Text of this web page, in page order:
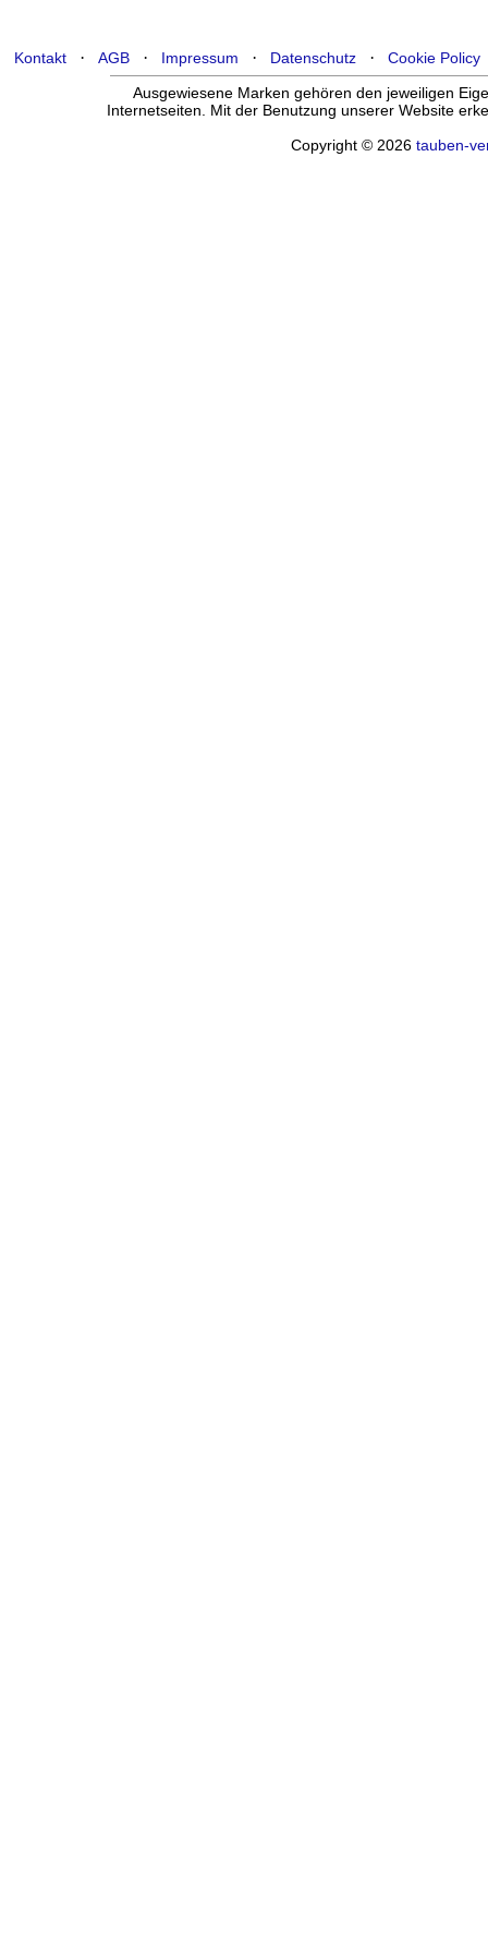
Kontakt· AGB· Impressum · Datenschutz· Cookie Policy
Ausgewiesene Marken gehören den jeweiligen
Internetseiten. Mit der Benutzung unserer Website
Copyright © 2026 tauben-